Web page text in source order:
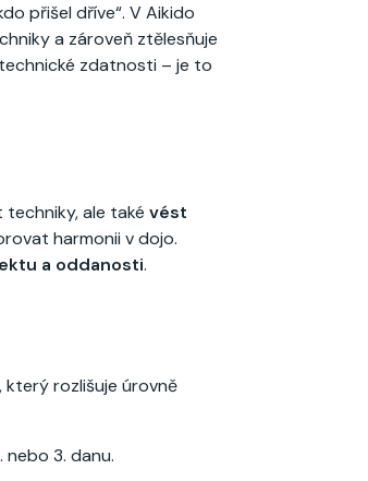
přišel dříve“. V Aikido
a zároveň ztělesňuje
zdatnosti – je to
techniky, ale také vést
harmonii v dojo.
a oddanosti.
, který rozlišuje úrovně
nebo 3. danu.